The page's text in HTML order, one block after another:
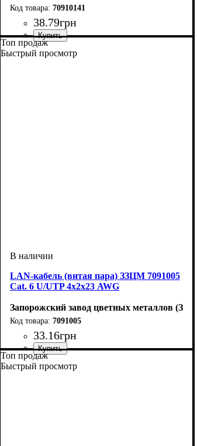
70910141
38.79грн
Категория
Тип: F/UTP
Оболочка
Топ продаж
Быстрый просмотр
LAN-кабель (витая пара) ЗЗЦМ 7091005
Cat. 6 U/UTP 4х2х23 AWG
Запорожский завод цветных металлов
7091005
33.16грн
Категория
Тип: U/UTP
Топ продаж
Быстрый просмотр